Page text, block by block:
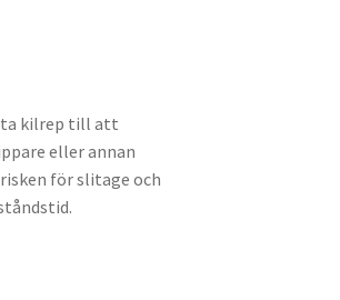
kilrep till att
eller annan
för slitage och